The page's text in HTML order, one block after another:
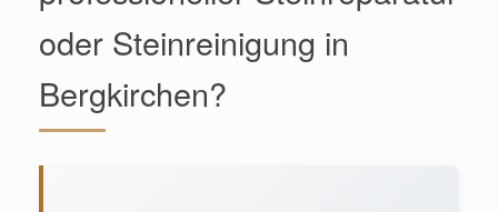
oder Steinreinigung in
Bergkirchen?